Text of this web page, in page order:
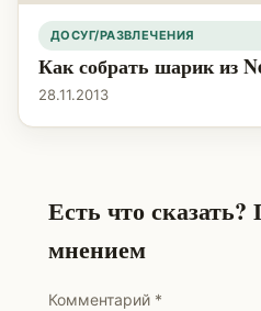
ДОСУГ/РАЗВЛЕЧЕНИЯ
Как собрать шарик из
28.11.2013
Есть что сказать?
мнением
Комментарий *